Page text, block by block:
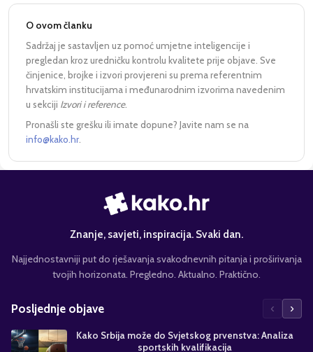
O ovom članku
Sadržaj je sastavljen uz pomoć umjetne inteligencije i
pregledan kroz uredničku kontrolu kvalitete prije objave. Sve
činjenice, brojke i izvori provjereni su prema referentnim
hrvatskim institucijama i međunarodnim izvorima navedenim
u sekciji Izvori i reference.
Pronašli ste grešku ili imate dopune? Javite nam se na
info@kako.hr
Znanje, savjeti, inspiracija. Svaki dan.
Najjednostavniji put do rješavanja svakodnevnih pitanja i proširivanja
tvojih horizonata. Pregledno. Aktualno. Praktično.
Posljednje objave ‹ ›
Kako Srbija može do Svjetskog prvenstva: Analiza
sportskih kvalifikacija